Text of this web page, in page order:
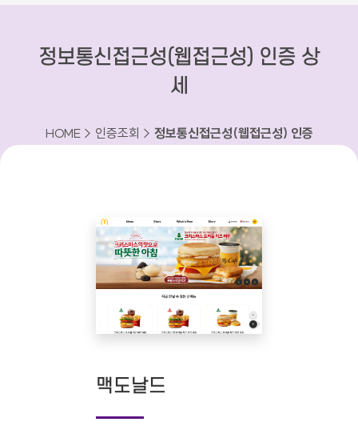
정보통신접근성(웹접근성) 인증 상
세
HOME > 인증조회 > 정보통신접근성(웹접근성) 인증
맥도날드